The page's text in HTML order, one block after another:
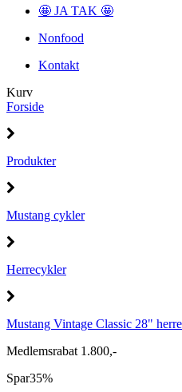
🤩 JA TAK 🤩
Nonfood
Kontakt
Kurv
Forside
Produkter
Mustang cykler
Herrecykler
Mustang Vintage Classic 28"
Medlemsrabat 1.800,-
Spar35%